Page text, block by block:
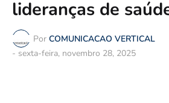
lideranças de
Por COMUNICACAO VERTICAL
- sexta-feira, novembro 28, 2025